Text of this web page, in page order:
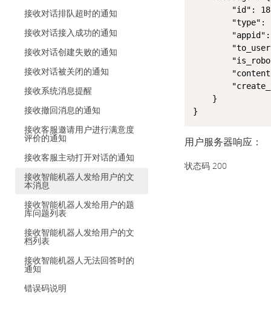
接收对话排队超时的通知
接收对话接入成功的通知
接收对话创建失败的通知
接收对话被关闭的通知
接收系统消息提醒
接收撤回消息的通知
接收客服邀请用户进行满意度
评价的通知
接收客服主动打开对话的通知
接收智能机器人发给用户的文
本消息
接收智能机器人发给用户的题
库问题列表
接收智能机器人发给用户的文
档列表
接收智能机器人无法回答时的
通知
错误码说明
}
用户服务器响应：
状态码 200